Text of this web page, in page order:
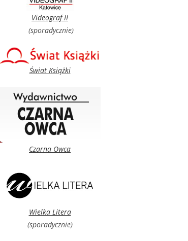
Videograf II
(sporadycznie)
Świat Książki
Czarna Owca
Wielka Litera
(sporadycznie)